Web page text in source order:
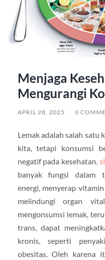
Menjaga
Mengurangi
APRIL 28, 2025 / 0
Lemak adalah salah
kita, tetapi konsumsi
negatif pada kesehatan.
banyak fungsi dalam
energi, menyerap
melindungi organ
mengonsumsi lemak,
trans, dapat
kronis, seperti
obesitas. Oleh karena